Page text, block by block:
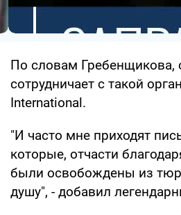
По словам Гребенщикова,
сотрудничает с такой
International.
"И часто мне приходят
которые, отчасти
были освобождены из
душу", - добавил